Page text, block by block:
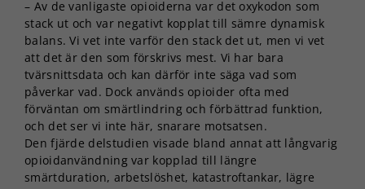
– Av de vanligaste opioiderna var det oxykodon som
stack ut och var negativt kopplat till sämre dynamisk
balans. Vi vet inte varför den stack det ut, men vi vet
att det är den som förskrivs mest. Vi har bara
tvärsnittsdata och kan därför inte säga vad som
påverkar vad. Dock används opioider ofta med
förväntan om smärtlindring och förbättrad funktion,
och det ser vi inte här, snarare motsatsen.
Den fjärde delstudien visade bland annat att långvarig
opioidanvändning var kopplad till längre
smärtduration, arbetslöshet, katastroftankar, lägre